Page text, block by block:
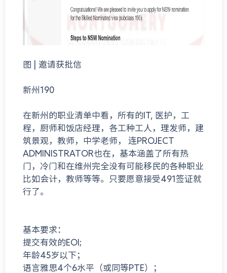
图 | 邀请获批信
新州190
在新州的职业清单中看，所有的IT, 医护，工
程，厨师和饭店经理，各工种工人，理发师，建
筑景观，教师，中学老师， 连PROJECT
ADMINISTRATOR也在，基本涵盖了所有热
门，冷门和在维州完全没有可能移民的各种职业
比如会计，教师等等。只要愿意接受491签证就
行了。
基本要求：
提交有效的EOI;
年龄45岁以下；
语言雅思4个6水平（或同等PTE）；